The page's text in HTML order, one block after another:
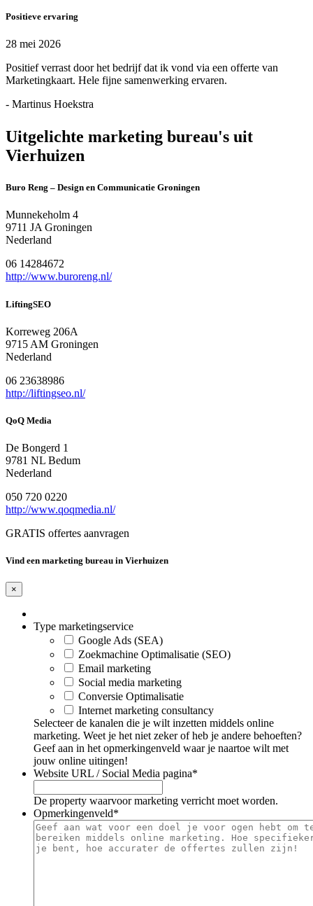
Positieve ervaring
28 mei 2026
Positief verrast door het bedrijf dat ik vond via een offerte van
Marketingkaart. Hele fijne samenwerking ervaren.
- Martinus Hoekstra
Uitgelichte marketing bureau's uit
Vierhuizen
Buro Reng – Design en Communicatie Groningen
Munnekeholm 4
9711 JA Groningen
Nederland
06 14284672
http://www.buroreng.nl/
LiftingSEO
Korreweg 206A
9715 AM Groningen
Nederland
06 23638986
http://liftingseo.nl/
QoQ Media
De Bongerd 1
9781 NL Bedum
Nederland
050 720 0220
http://www.qoqmedia.nl/
GRATIS offertes aanvragen
Vind een marketing bureau in Vierhuizen
×
Type marketingservice
Google Ads (SEA)
Zoekmachine Optimalisatie (SEO)
Email marketing
Social media marketing
Conversie Optimalisatie
Internet marketing consultancy
Selecteer de kanalen die je wilt inzetten middels online
marketing. Weet je het niet zeker of heb je andere behoeften?
Geef aan in het opmerkingenveld waar je naartoe wilt met
jouw online uitingen!
Website URL / Social Media pagina*
De property waarvoor marketing verricht moet worden.
Opmerkingenveld*